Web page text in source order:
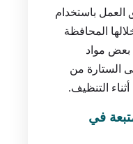
العمل باستخدام
المحافظة
بعض مواد
الستارة من
أثناء التنظيف.
في